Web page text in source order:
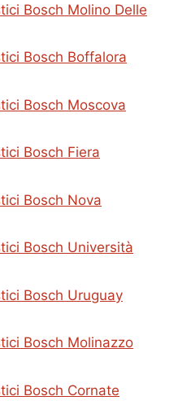
Bosch Molino Delle
Bosch Boffalora
Bosch Moscova
Bosch Fiera
Bosch Nova
Bosch Università
Bosch Uruguay
Bosch Molinazzo
Bosch Cornate